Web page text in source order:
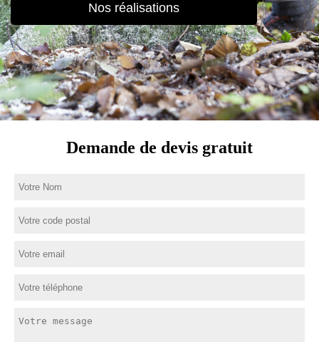
Nos réalisations
Demande de devis gratuit